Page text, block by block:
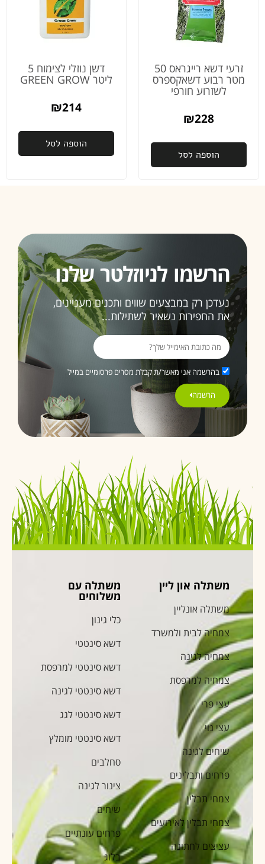
זרעי דשא רייגראס 50
מטר רבוע דשאקספרס
לשזרוע חורפי
₪228
הוספה לסל
דשן נוזלי לצימוח 5
ליטר GREEN GROW
₪214
הוספה לסל
הרשמו לניוזלטר שלנו
נעדכן רק במבצעים שווים ותכנים מעניינים,
את החפירות נשאיר לשתילות...
בהרשמה אני מאשר/ת קבלת מסרים פרסומיים במייל
הרשמה
משתלה און ליין
משתלה אונליין
צמחיה לבית ולמשרד
צמחיה לגינה
צמחיה למרפסת
עצי פרי
עצי נוי
שיחים לגינה
פרחים ותבלינים
צמחי תבלין
צמחי תבלין לאירועים
עציצים לחתונה
משתלה עם
משלוחים
כלי גינון
דשא סינטטי
דשא סינטטי למרפסת
דשא סינטטי לגינה
דשא סינטטי לגג
דשא סינטטי מומלץ
סחלבים
צינור לגינה
שיחים
פרחים עונתיים
בלוג